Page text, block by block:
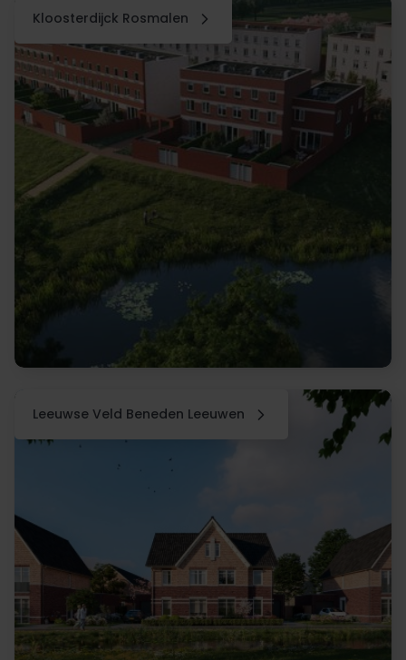
Kloosterdijck Rosmalen
Leeuwse Veld Beneden Leeuwen